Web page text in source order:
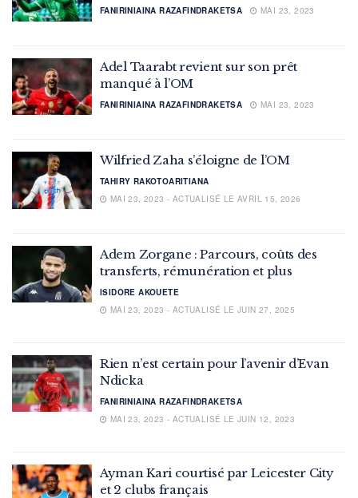
FANIRINIAINA RAZAFINDRAKETSA MAI 23, 2023
Adel Taarabt revient sur son prêt
manqué à l’OM
FANIRINIAINA RAZAFINDRAKETSA MAI 23, 2023
Wilfried Zaha s’éloigne de l’OM
TAHIRY RAKOTOARITIANA
MAI 23, 2023 - ACTUALISÉ LE AVRIL 15, 2026
Adem Zorgane : Parcours, coûts des
transferts, rémunération et plus
ISIDORE AKOUETE
MAI 23, 2023 - ACTUALISÉ LE JUIN 27, 2025
Rien n’est certain pour l’avenir d’Evan
Ndicka
FANIRINIAINA RAZAFINDRAKETSA
MAI 23, 2023 - ACTUALISÉ LE JUIN 12, 2023
Ayman Kari courtisé par Leicester City
et 2 clubs français